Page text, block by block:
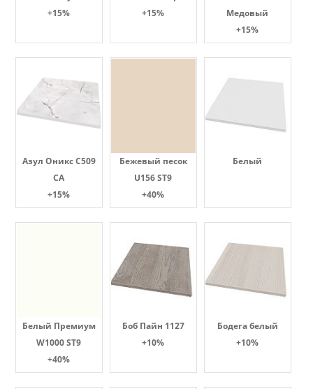
+15%
+15%
Медовый
+15%
Азул Оникс С509
СА
+15%
Бежевый песок
U156 ST9
+40%
Белый
Белый Премиум
W1000 ST9
+40%
Боб Пайн 1127
+10%
Бодега белый
+10%